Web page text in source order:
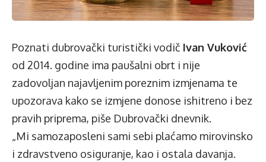
Poznati dubrovački turistički vodič Ivan Vuković
od 2014. godine ima paušalni obrt i nije
zadovoljan najavljenim poreznim izmjenama te
upozorava kako se izmjene donose ishitreno i bez
pravih priprema, piše Dubrovački dnevnik.
„Mi samozaposleni sami sebi plaćamo mirovinsko
i zdravstveno osiguranje, kao i ostala davanja.